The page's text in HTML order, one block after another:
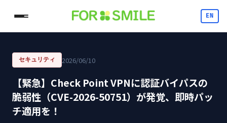
EN
セキュリティ 2026/06/10
【緊急】Check Point VPNに認証バイパスの
脆弱性（CVE-2026-50751）が発覚、即時パッ
チ適用を！